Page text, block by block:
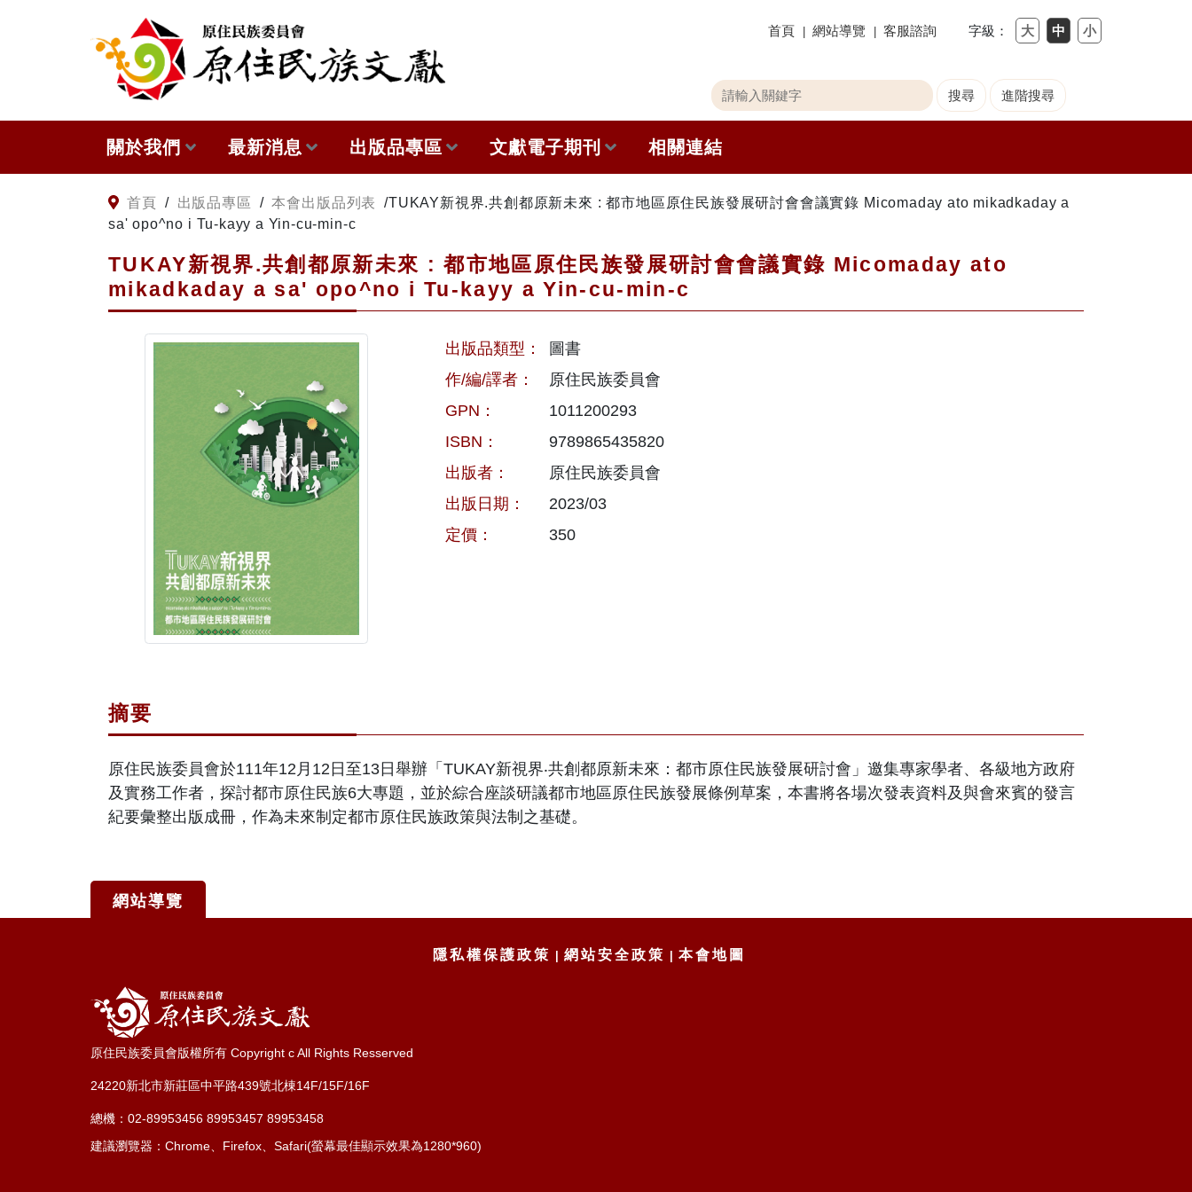
首頁
網站導覽 客服諮詢 字級：
關
鍵
搜
請
輸
關
關於我們
關於原住民族文獻會
委員介紹
歷次會議記錄
最新消息
網站訊息
出版品專區
本會出版品列表
出版品查詢
文獻電子期刊
本期內容
訂閱電子報
期刊查詢
相關連結
首頁 / 出版品專區 / 本會出版品列表 /TUKAY新視界.共創都原新未來 : 都市地區原住民族發展研討會會議實錄 Micomaday ato mikadkaday a
sa' opo^no i Tu-kayy a Yin-cu-min-c
TUKAY新視界.共創都原新未來 : 都市地區原住民族發展研討會會議實錄 Micomaday ato
mikadkaday a sa' opo^no i Tu-kayy a Yin-cu-min-c
出版品類型：
圖書
作/編/譯者：
原住民族委員會
GPN：
1011200293
ISBN：
9789865435820
出版者：
原住民族委員會
出版日期：
2023/03
定價：
350
摘要
原住民族委員會於111年12月12日至13日舉辦「TUKAY新視界‧共創都原新未來：都市原住民族發展研討會」邀集專家學者、各級地方政府
及實務工作者，探討都市原住民族6大專題，並於綜合座談研議都市地區原住民族發展條例草案，本書將各場次發表資料及與會來賓的發言
紀要彙整出版成冊，作為未來制定都市原住民族政策與法制之基礎。
網站導覽
隱私權保護政策 網站安全政策 本會地圖
原住民族委員會版權所有 Copyright c All Rights Resserved
24220新北市新莊區中平路439號北棟14F/15F/16F
總機：02-89953456 89953457 89953458
建議瀏覽器：Chrome、Firefox、Safari(螢幕最佳顯示效果為1280*960)